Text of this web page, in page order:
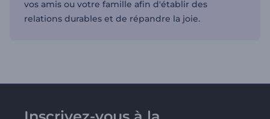
vos amis ou votre famille afin d'établir des
relations durables et de répandre la joie.